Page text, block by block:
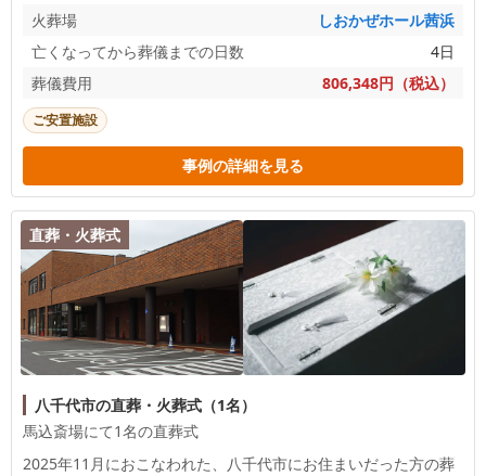
火葬場
しおかぜホール茜浜
亡くなってから葬儀までの日数
4日
葬儀費用
806,348円（税込）
ご安置施設
事例の詳細を見る
直葬・火葬式
八千代市の直葬・火葬式（1名）
馬込斎場にて1名の直葬式
2025年11月におこなわれた、
八千代市にお住まいだった方の葬